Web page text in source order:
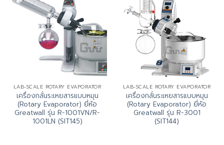
LAB-SCALE ROTARY EVAPORATOR
เครื่องกลั่นระเหยสารแบบหมุน
(Rotary Evaporator) ยี่ห้อ
Greatwall รุ่น R-1001VN/R-
1001LN (SIT145)
LAB-SCALE ROTARY EVAPORATOR
เครื่องกลั่นระเหยสารแบบหมุน
(Rotary Evaporator) ยี่ห้อ
Greatwall รุ่น R-3001
(SIT144)